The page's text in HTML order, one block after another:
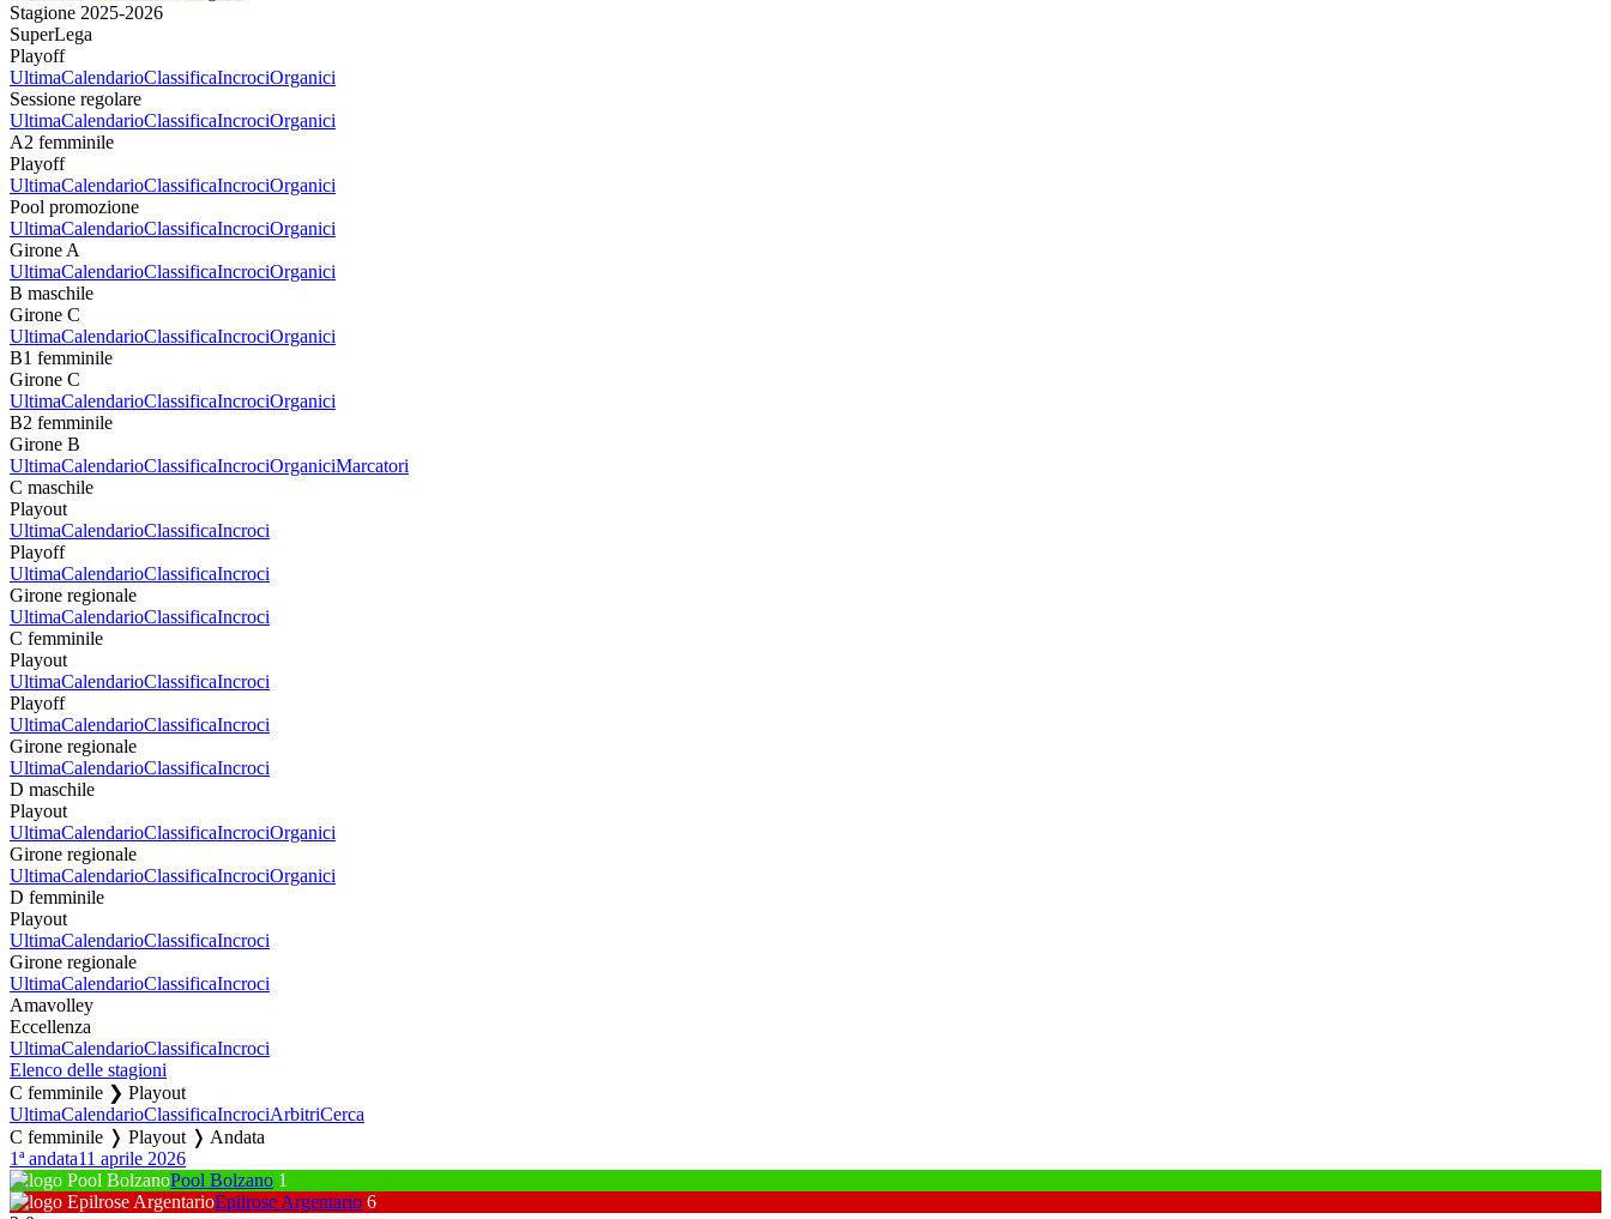
Stagione 2025-2026
SuperLega
Playoff
UltimaCalendarioClassificaIncrociOrganici
Sessione regolare
UltimaCalendarioClassificaIncrociOrganici
A2 femminile
Playoff
UltimaCalendarioClassificaIncrociOrganici
Pool promozione
UltimaCalendarioClassificaIncrociOrganici
Girone A
UltimaCalendarioClassificaIncrociOrganici
B maschile
Girone C
UltimaCalendarioClassificaIncrociOrganici
B1 femminile
Girone C
UltimaCalendarioClassificaIncrociOrganici
B2 femminile
Girone B
UltimaCalendarioClassificaIncrociOrganiciMarcatori
C maschile
Playout
UltimaCalendarioClassificaIncroci
Playoff
UltimaCalendarioClassificaIncroci
Girone regionale
UltimaCalendarioClassificaIncroci
C femminile
Playout
UltimaCalendarioClassificaIncroci
Playoff
UltimaCalendarioClassificaIncroci
Girone regionale
UltimaCalendarioClassificaIncroci
D maschile
Playout
UltimaCalendarioClassificaIncrociOrganici
Girone regionale
UltimaCalendarioClassificaIncrociOrganici
D femminile
Playout
UltimaCalendarioClassificaIncroci
Girone regionale
UltimaCalendarioClassificaIncroci
Amavolley
Eccellenza
UltimaCalendarioClassificaIncroci
Elenco delle stagioni
C femminile ❯ Playout
UltimaCalendarioClassificaIncrociArbitriCerca
C femminile ❭ Playout ❭ Andata
1ª andata11 aprile 2026
Pool Bolzano 1
Epilrose Argentario 6